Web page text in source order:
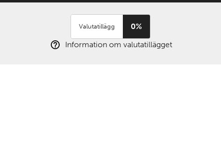
Valutatillägg
0%
Information om valutatillägget